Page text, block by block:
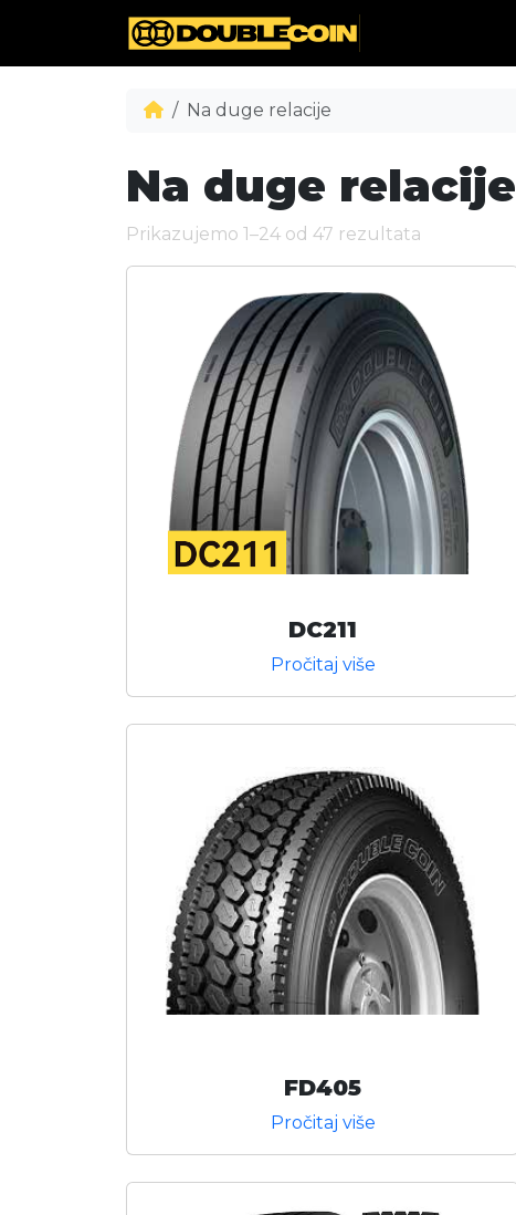
Na duge relacije
Na duge relacije
Prikazujemo 1–24 od 47 rezultata
DC211
Pročitaj više
FD405
Pročitaj više